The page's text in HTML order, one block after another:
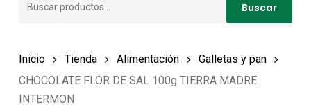
Buscar
Inicio Tienda Alimentación
Galletas y pan
CHOCOLATE FLOR DE SAL 100g TIERRA MADRE
INTERMON